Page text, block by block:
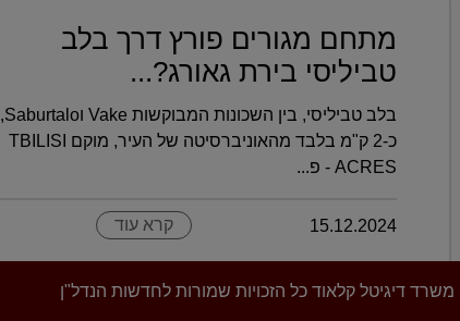
מתחם מגורים פורץ דרך בלב
טביליסי בירת גאורג?...
בלב טביליסי, בין השכונות המבוקשות Vake וSaburtalo,
כ-2 ק"מ בלבד מהאוניברסיטה של העיר, מוקם TBILISI
ACRES - פ...
15.12.2024 קרא עוד